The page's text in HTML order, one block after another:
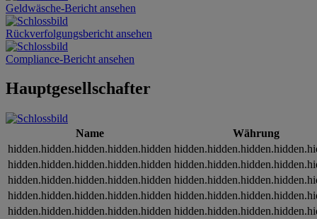
Geldwäsche-Bericht ansehen
Rückverfolgungsbericht ansehen
Compliance-Bericht ansehen
Hauptgesellschafter
Name
Währung
hidden.hidden.hidden.hidden.hidden
hidden.hidden.hidden.hidden.hidden
hidden.hidden.hidden.hidden.hidden
hidden.hidden.hidden.hidden.hidden
hidden.hidden.hidden.hidden.hidden